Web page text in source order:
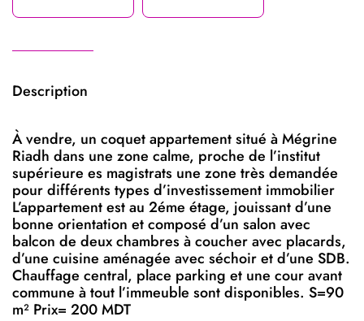
Description
À vendre, un coquet appartement situé à Mégrine
Riadh dans une zone calme, proche de l’institut
supérieure es magistrats une zone très demandée
pour différents types d’investissement immobilier
L’appartement est au 2éme étage, jouissant d’une
bonne orientation et composé d’un salon avec
balcon de deux chambres à coucher avec placards,
d’une cuisine aménagée avec séchoir et d’une SDB.
Chauffage central, place parking et une cour avant
commune à tout l’immeuble sont disponibles. S=90
m² Prix= 200 MDT